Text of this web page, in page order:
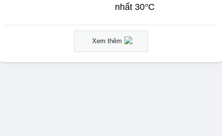
nhất 30°C
Xem thêm